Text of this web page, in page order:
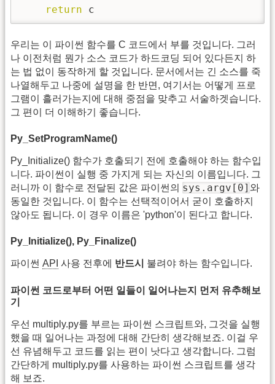
return c
우리는 이 파이썬 함수를 C 코드에서 부를 것입니다. 그러
나 이전처럼 뭔가 소스 코드가 하드코딩 되어 있다든지 하
는 법 없이 동작하게 할 것입니다. 문서에서는 긴 소스를 죽
나열해두고 나중에 설명을 한 반면, 여기서는 어떻게 프로
그램이 흘러가는지에 대해 중점을 맞추고 서술하겟습니다.
그 편이 더 이해하기 좋습니다.
Py_SetProgramName()
Py_Initialize() 함수가 호출되기 전에 호출해야 하는 함수입
니다. 파이썬이 실행 중 가지게 되는 자신의 이름입니다. 그
러니까 이 함수로 전달된 값은 파이썬의 sys.argv[0] 와
동일한 것입니다. 이 함수는 선택적이어서 굳이 호출하지
않아도 됩니다. 이 경우 이름은 'python'이 된다고 합니다.
Py_Initialize(), Py_Finalize()
파이썬 API 사용 전후에 반드시 불려야 하는 함수입니다.
파이썬 코드로부터 어떤 일들이 일어나는지 먼저 유추해보
기
우선 multiply.py를 부르는 파이썬 스크립트와, 그것을 실행
했을 때 일어나는 과정에 대해 간단히 생각해보죠. 이걸 우
선 유념해두고 코드를 읽는 편이 낫다고 생각합니다. 그럼
간단하게 multiply.py를 사용하는 파이썬 스크립트를 생각
해 보죠.